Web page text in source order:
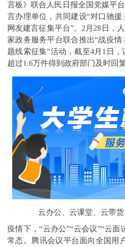
言板》联合人民日报全国党媒平
言办理单位，共同建设“对口驰
网友建言征集平台”。2月28日，
家政务服务平台联合推出“战疫
题线索征集”活动，截至4月1日，
超过1.6万件得到政府部门及时回
云办公、云课堂、云带
疫情下，“云办公”“云会议”“云
常态。腾讯会议平台面向全国用